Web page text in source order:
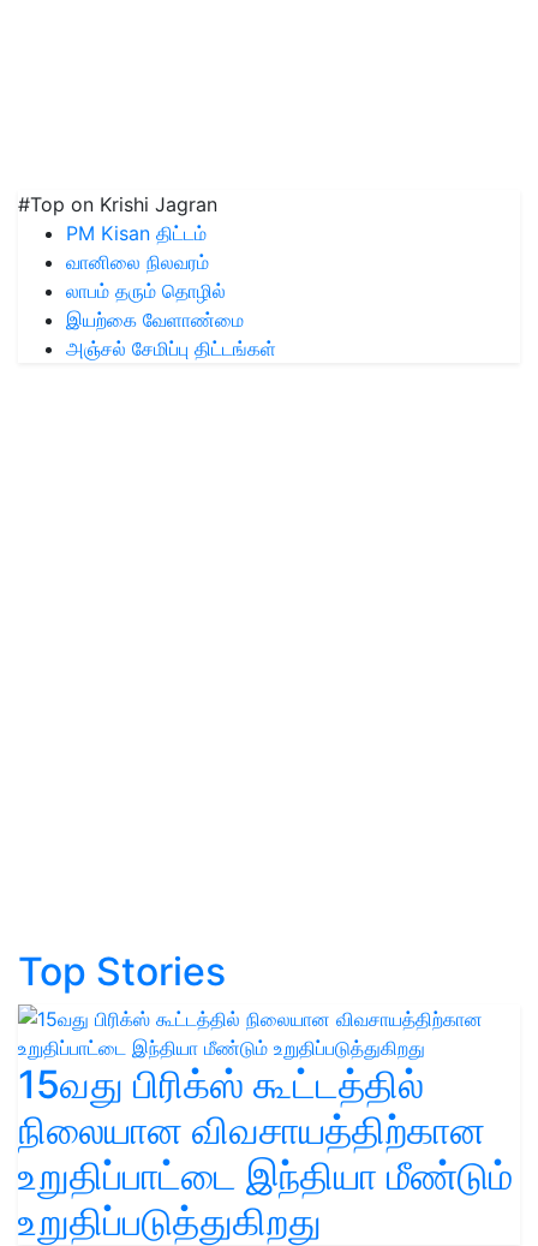
#Top on Krishi Jagran
PM Kisan திட்டம்
வானிலை நிலவரம்
லாபம் தரும் தொழில்
இயற்கை வேளாண்மை
அஞ்சல் சேமிப்பு திட்டங்கள்
Top Stories
15வது பிரிக்ஸ் கூட்டத்தில்
நிலையான விவசாயத்திற்கான
உறுதிப்பாட்டை இந்தியா மீண்டும்
உறுதிப்படுத்துகிறது